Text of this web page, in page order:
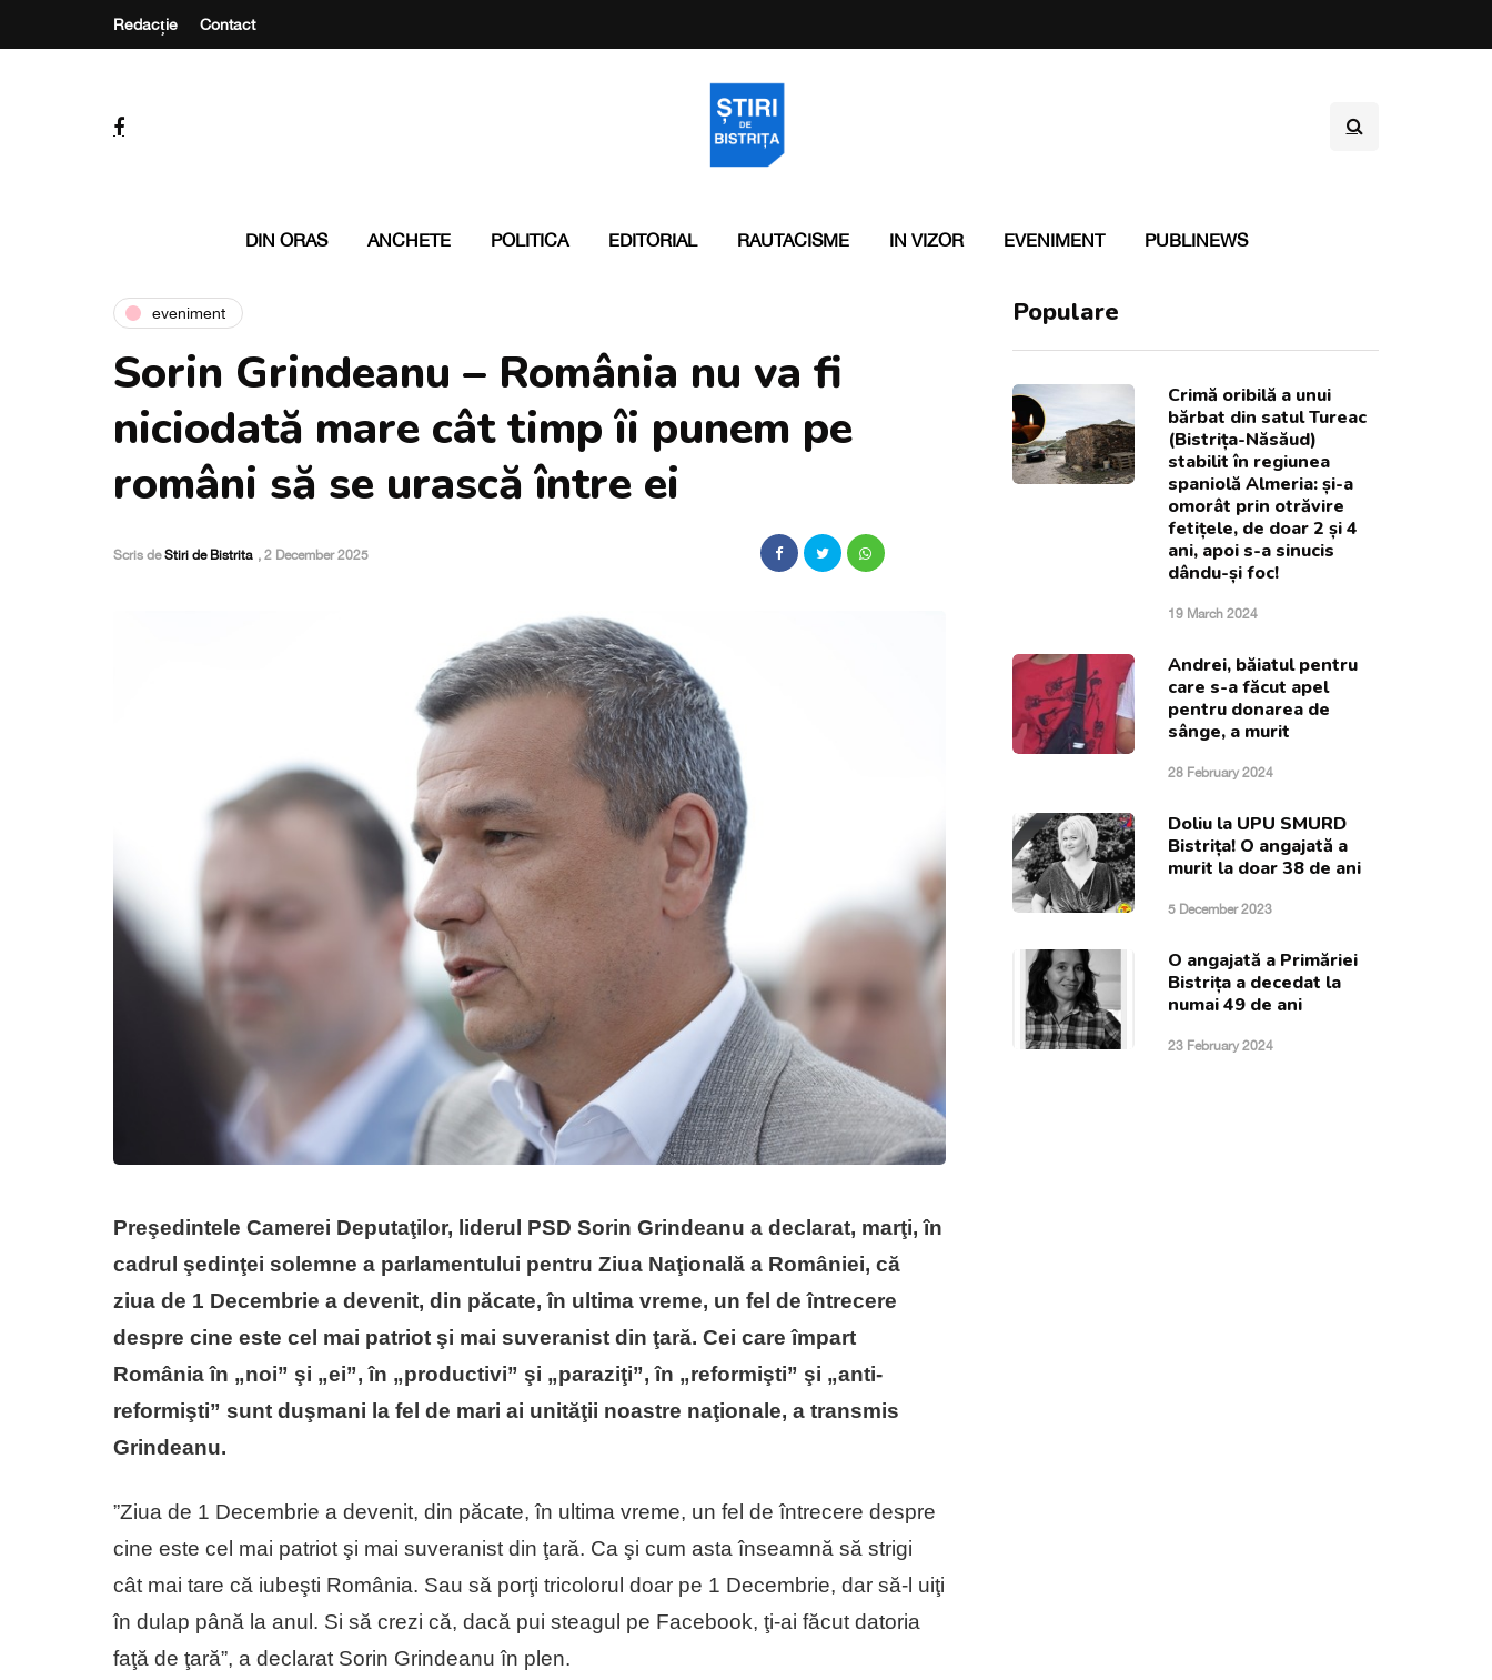
Redacție Contact
DIN ORAS ANCHETE POLITICA EDITORIAL RAUTACISME IN VIZOR EVENIMENT PUBLINEWS
eveniment
Sorin Grindeanu – România nu va fi
niciodată mare cât timp îi punem pe
români să se urască între ei
Scris deStiri de Bistrita , 2 December 2025
Preşedintele Camerei Deputaţilor, liderul PSD Sorin Grindeanu a declarat, marţi, în
cadrul şedinţei solemne a parlamentului pentru Ziua Naţională a României, că
ziua de 1 Decembrie a devenit, din păcate, în ultima vreme, un fel de întrecere
despre cine este cel mai patriot şi mai suveranist din ţară. Cei care împart
România în „noi” şi „ei”, în „productivi” şi „paraziţi”, în „reformişti” şi „anti-
reformişti” sunt duşmani la fel de mari ai unităţii noastre naţionale, a transmis
Grindeanu.
”Ziua de 1 Decembrie a devenit, din păcate, în ultima vreme, un fel de întrecere despre
cine este cel mai patriot şi mai suveranist din ţară. Ca şi cum asta înseamnă să strigi
cât mai tare că iubeşti România. Sau să porţi tricolorul doar pe 1 Decembrie, dar să-l uiţi
în dulap până la anul. Si să crezi că, dacă pui steagul pe Facebook, ţi-ai făcut datoria
faţă de ţară”, a declarat Sorin Grindeanu în plen.
Populare
Crimă oribilă a unui
bărbat din satul Tureac
(Bistrița-Năsăud)
stabilit în regiunea
spaniolă Almeria: și-a
omorât prin otrăvire
fetițele, de doar 2 și 4
ani, apoi s-a sinucis
dându-și foc!
19 March 2024
Andrei, băiatul pentru
care s-a făcut apel
pentru donarea de
sânge, a murit
28 February 2024
Doliu la UPU SMURD
Bistrița! O angajată a
murit la doar 38 de ani
5 December 2023
O angajată a Primăriei
Bistrița a decedat la
numai 49 de ani
23 February 2024